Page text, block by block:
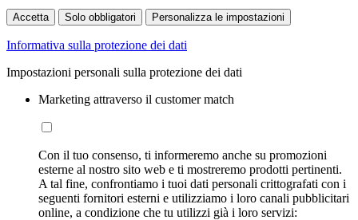
Accetta Solo obbligatori Personalizza le impostazioni
Informativa sulla protezione dei dati
Impostazioni personali sulla protezione dei dati
Marketing attraverso il customer match
Con il tuo consenso, ti informeremo anche su promozioni
esterne al nostro sito web e ti mostreremo prodotti pertinenti.
A tal fine, confrontiamo i tuoi dati personali crittografati con i
seguenti fornitori esterni e utilizziamo i loro canali pubblicitari
online, a condizione che tu utilizzi già i loro servizi: